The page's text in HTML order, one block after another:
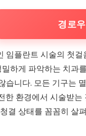
경로
임플란트 시술의 첫걸
하게 파악하는 치과
습니다. 모든 기구는
한 환경에서 시술받
결 상태를 꼼꼼히 살